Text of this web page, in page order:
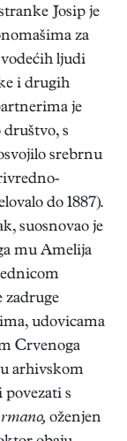
Josip je
za
ljudi
i drugih
je
društvo, s
srebrnu
do 1887).
suosnovao je
mu Amelija
zadruge
udovicama
Crvenoga
arhivskom
s
oženjen